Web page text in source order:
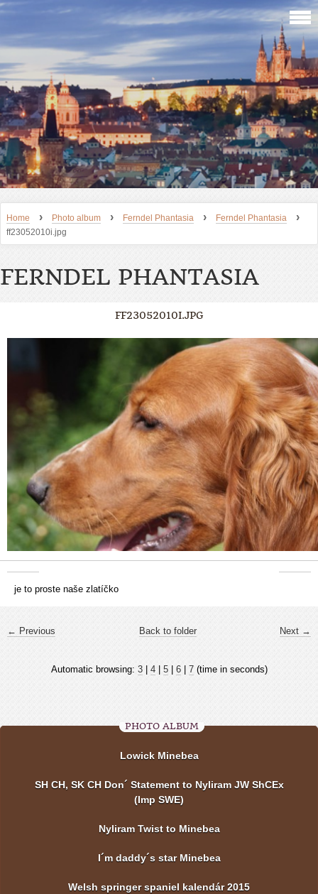
Home › Photo album › Ferndel Phantasia › Ferndel Phantasia ›
ff23052010i.jpg
FERNDEL PHANTASIA
FF23052010I.JPG
je to proste naše zlatíčko
← Previous Next →
Back to folder
Automatic browsing: 3| 4| 5| 6| 7(time in seconds)
PHOTO ALBUM
Lowick Minebea
SH CH, SK CH Don´ Statement to Nyliram JW ShCEx
(Imp SWE)
Nyliram Twist to Minebea
I´m daddy´s star Minebea
Welsh springer spaniel kalendár 2015